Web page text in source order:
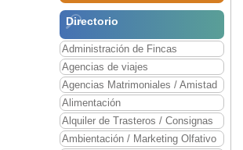
Directorio
Administración de Fincas
Agencias de viajes
Agencias Matrimoniales / Amistad
Alimentación
Alquiler de Trasteros / Consignas
Ambientación / Marketing Olfativo